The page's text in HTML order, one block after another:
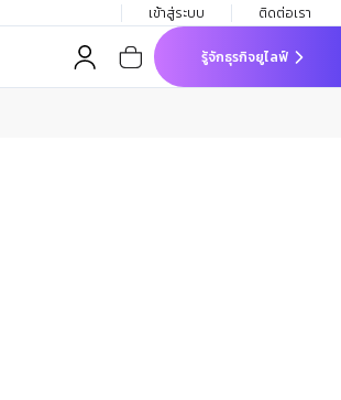
เข้าสู่ระบบ ติดต่อเรา
รู้จักธุรกิจยูไลฟ์